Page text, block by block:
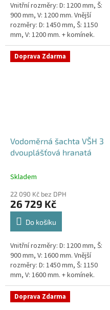
Vnitřní rozměry: D: 1200 mm, Š:
900 mm, V: 1200 mm. Vnější
rozměry: D: 1450 mm, Š: 1150
mm, V: 1200 mm. + komínek.
Dvouplášťová vodoměrná šachta
- do míst se spodní...
Doprava Zdarma
Vodoměrná šachta VŠH 3
dvouplášťová hranatá
Skladem
22 090 Kč bez DPH
26 729 Kč
Do košíku
Vnitřní rozměry: D: 1200 mm, Š:
900 mm, V: 1600 mm. Vnější
rozměry: D: 1450 mm, Š: 1150
mm, V: 1600 mm. + komínek.
Dvouplášťová vodoměrná šachta
- do míst se spodní...
Doprava Zdarma